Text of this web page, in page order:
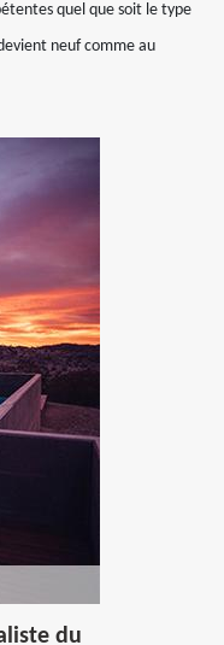
quel que soit le type
neuf comme au
du